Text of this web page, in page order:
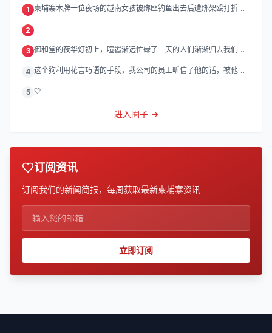
1 柬埔寨木牌一位夜场的越南女孩被绑匪钓鱼出去后遭绑架殴打折
2
3 御和堂的夜华灯初上，喧嚣渐远忙碌了一天的人们渐渐归去我们的
4 这个狗利用花言巧语的手段，我公司的员工听信了他的话，被他带
5 🤍
进入圈子 →
订阅资讯
订阅我们的新闻简报，每周获取最新柬埔寨资讯
立即订阅